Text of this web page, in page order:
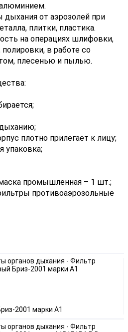
дыхания от аэрозолей при
плитки, пластика.
на операциях шлифовки,
в работе со
плесенью и пылью.
плотно прилегает к лицу;
упаковка;
промышленная – 1 шт.;
противоаэрозольные
2001 марки А1